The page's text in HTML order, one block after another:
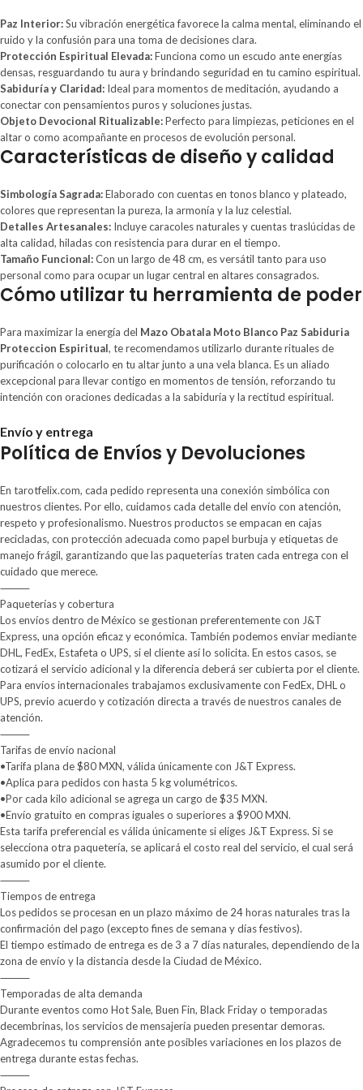
Paz Interior:Su vibración energética favorece la calma mental, eliminando el
ruido y la confusión para una toma de decisiones clara.
Protección Espiritual Elevada:Funciona como un escudo ante energías
densas, resguardando tu aura y brindando seguridad en tu camino espiritual.
Sabiduría y Claridad: Ideal para momentos de meditación, ayudando a
conectar con pensamientos puros y soluciones justas.
Objeto Devocional Ritualizable:Perfecto para limpiezas, peticiones en el
altar o como acompañante en procesos de evolución personal.
Características de diseño y calidad
Simbología Sagrada:Elaborado con cuentas en tonos blanco y plateado,
colores que representan la pureza, la armonía y la luz celestial.
Detalles Artesanales: Incluye caracoles naturales y cuentas traslúcidas de
alta calidad, hiladas con resistencia para durar en el tiempo.
Tamaño Funcional:Con un largo de 48 cm, es versátil tanto para uso
personal como para ocupar un lugar central en altares consagrados.
Cómo utilizar tu herramienta de poder
Para maximizar la energía del Mazo Obatala Moto Blanco Paz Sabiduria
Proteccion Espiritual, te recomendamos utilizarlo durante rituales de
purificación o colocarlo en tu altar junto a una vela blanca. Es un aliado
excepcional para llevar contigo en momentos de tensión, reforzando tu
intención con oraciones dedicadas a la sabiduría y la rectitud espiritual.
Envío y entrega
Política de Envíos y Devoluciones
En tarotfelix.com, cada pedido representa una conexión simbólica con
nuestros clientes. Por ello, cuidamos cada detalle del envío con atención,
respeto y profesionalismo. Nuestros productos se empacan en cajas
recicladas, con protección adecuada como papel burbuja y etiquetas de
manejo frágil, garantizando que las paqueterías traten cada entrega con el
cuidado que merece.
⸻
Paqueterías y cobertura
Los envíos dentro de México se gestionan preferentemente con J&T
Express, una opción eficaz y económica. También podemos enviar mediante
DHL, FedEx, Estafeta o UPS, si el cliente así lo solicita. En estos casos, se
cotizará el servicio adicional y la diferencia deberá ser cubierta por el cliente.
Para envíos internacionales trabajamos exclusivamente con FedEx, DHL o
UPS, previo acuerdo y cotización directa a través de nuestros canales de
atención.
⸻
Tarifas de envío nacional
•Tarifa plana de $80 MXN, válida únicamente con J&T Express.
•Aplica para pedidos con hasta 5 kg volumétricos.
•Por cada kilo adicional se agrega un cargo de $35 MXN.
•Envío gratuito en compras iguales o superiores a $900 MXN.
Esta tarifa preferencial es válida únicamente si eliges J&T Express. Si se
selecciona otra paquetería, se aplicará el costo real del servicio, el cual será
asumido por el cliente.
⸻
Tiempos de entrega
Los pedidos se procesan en un plazo máximo de 24 horas naturales tras la
confirmación del pago (excepto fines de semana y días festivos).
El tiempo estimado de entrega es de 3 a 7 días naturales, dependiendo de la
zona de envío y la distancia desde la Ciudad de México.
⸻
Temporadas de alta demanda
Durante eventos como Hot Sale, Buen Fin, Black Friday o temporadas
decembrinas, los servicios de mensajería pueden presentar demoras.
Agradecemos tu comprensión ante posibles variaciones en los plazos de
entrega durante estas fechas.
⸻